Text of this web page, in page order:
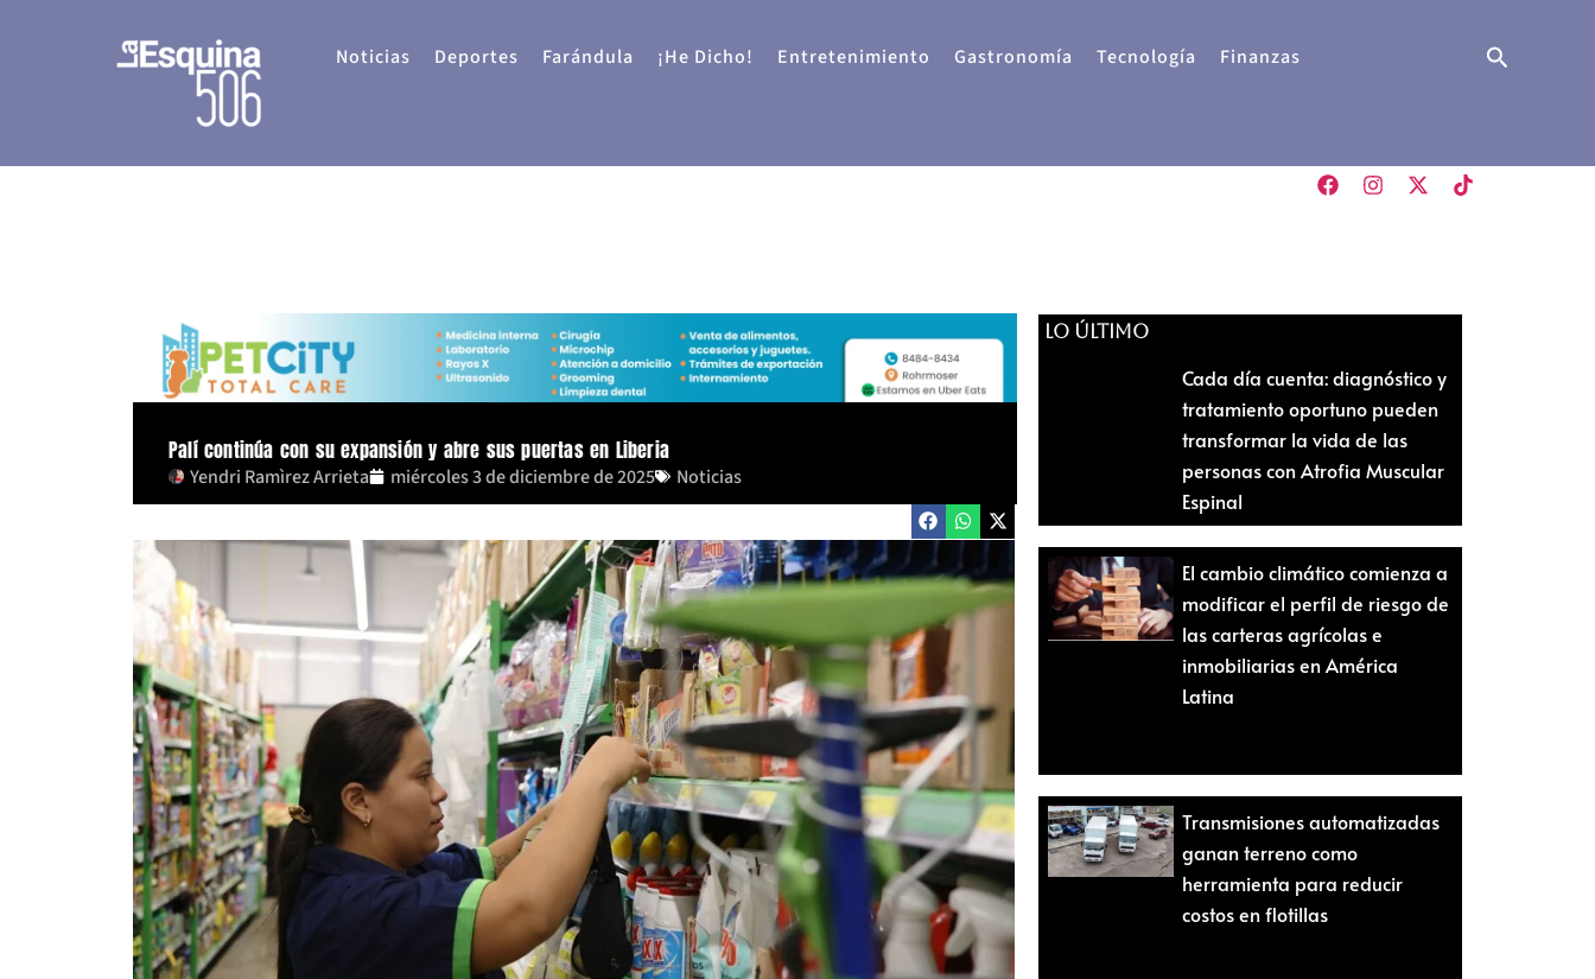
Noticias Deportes Farándula ¡He Dicho! Entretenimiento Gastronomía Tecnología Finanzas Buscar
Palí continúa con su expansión y abre sus puertas en Liberia
Yendri Ramìrez Arrieta miércoles 3 de diciembre de 2025 Noticias
LO ÚLTIMO
Cada día cuenta: diagnóstico y
tratamiento oportuno pueden
transformar la vida de las
personas con Atrofia Muscular
Espinal
El cambio climático comienza a
modificar el perfil de riesgo de
las carteras agrícolas e
inmobiliarias en América
Latina
Transmisiones automatizadas
ganan terreno como
herramienta para reducir
costos en flotillas